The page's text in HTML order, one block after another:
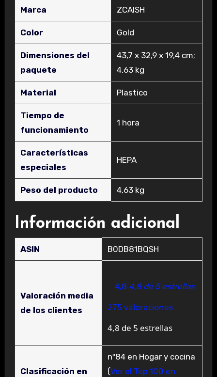
Marca ‎ZCAISH
Color ‎Gold
Dimensiones del
paquete
‎43,7 x 32,9 x 19,4 cm;
4,63 kg
Material ‎Plastico
Tiempo de
funcionamiento
‎1 hora
Características
especiales
‎HEPA
Peso del producto ‎4,63 kg
Información adicional
ASIN B0DB81BQSH
Valoración media
de los clientes
4,8 4,8 de 5 estrellas
275 valoraciones
4,8 de 5 estrellas
Clasificación en
nº84 en Hogar y cocina
(Ver el Top 100 en